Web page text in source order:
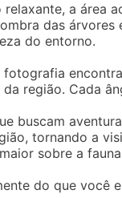
relaxante, a área
das
do entorno.
fotografia
região. Cada
buscam
tornando a
sobre a
do que você